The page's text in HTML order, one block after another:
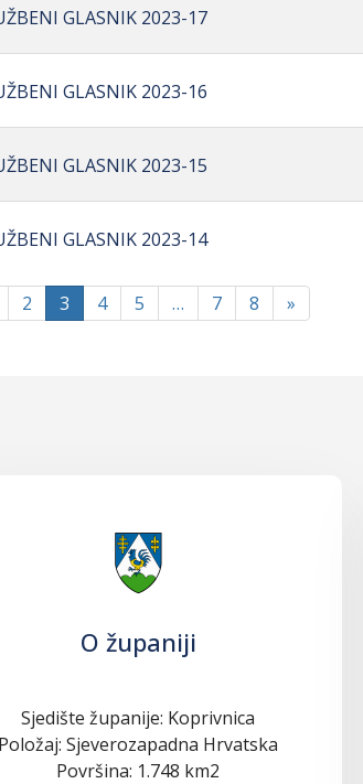
GLASNIK 2023-17
GLASNIK 2023-16
GLASNIK 2023-15
GLASNIK 2023-14
2 3 4 5 … 7 8 »
O županiji
Sjedište županije: Koprivnica
Položaj: Sjeverozapadna Hrvatska
Površina: 1.748 km2